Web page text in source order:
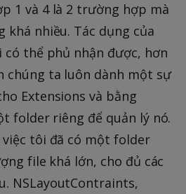
1 và 4 là 2 trường hợp mà
khá nhiều. Tác dụng của
có thể phủ nhận được, hơn
chúng ta luôn dành một sự
Extensions và bằng
folder riêng để quản lý nó.
việc tôi đã có một folder
file khá lớn, cho đủ các
NSLayoutContraints,